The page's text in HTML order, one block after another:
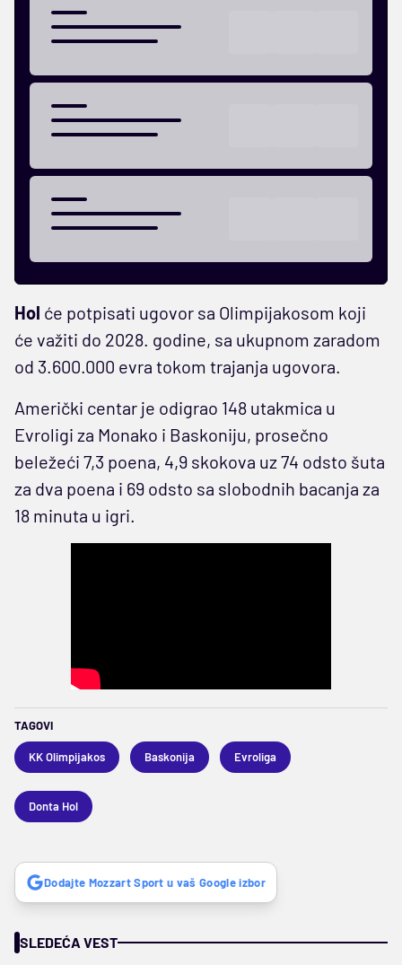
Hol će potpisati ugovor sa Olimpijakosom koji
će važiti do 2028. godine, sa ukupnom zaradom
od 3.600.000 evra tokom trajanja ugovora.
Američki centar je odigrao 148 utakmica u
Evroligi za Monako i Baskoniju, prosečno
beležeći 7,3 poena, 4,9 skokova uz 74 odsto šuta
za dva poena i 69 odsto sa slobodnih bacanja za
18 minuta u igri.
TAGOVI
KK Olimpijakos Baskonija Evroliga
Donta Hol
Dodajte Mozzart Sport u vaš Google izbor
SLEDEĆA VEST